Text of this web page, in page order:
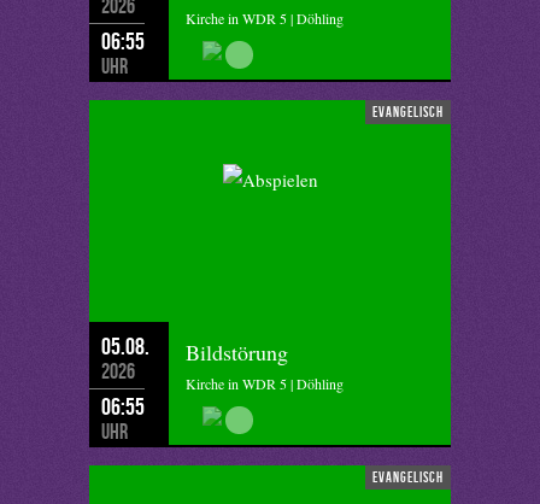
2026
06:55
Uhr
Kirche in WDR 5 | Döhling
evangelisch
05.08.
2026
06:55
Uhr
Bildstörung
Kirche in WDR 5 | Döhling
evangelisch